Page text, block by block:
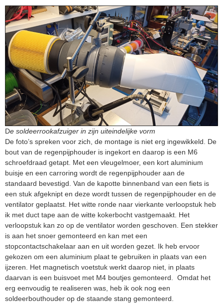
De soldeerrookafzuiger in zijn uiteindelijke vorm
De foto’s spreken voor zich, de montage is niet erg ingewikkeld. De
bout van de regenpijphouder is ingekort en daarop is een M6
schroefdraad getapt. Met een vleugelmoer, een kort aluminium
buisje en een carroring wordt de regenpijphouder aan de
standaard bevestigd. Van de kapotte binnenband van een fiets is
een stuk afgeknipt en deze wordt tussen de regenpijphouder en de
ventilator geplaatst. Het witte ronde naar vierkante verloopstuk heb
ik met duct tape aan de witte kokerbocht vastgemaakt. Het
verloopstuk kan zo op de ventilator worden geschoven. Een stekker
is aan het snoer gemonteerd en kan met een
stopcontactschakelaar aan en uit worden gezet. Ik heb ervoor
gekozen om een aluminium plaat te gebruiken in plaats van een
ijzeren. Het magnetisch voetstuk werkt daarop niet, in plaats
daarvan is een buisvoet met M4 boutjes gemonteerd. Omdat het
erg eenvoudig te realiseren was, heb ik ook nog een
soldeerbouthouder op de staande stang gemonteerd.